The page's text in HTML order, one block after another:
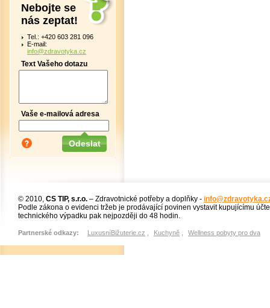
Nebojte se
nás zeptat!
Tel.: +420 603 281 096
E-mail:
info@zdravotyka.cz
Text Vašeho dotazu
Vaše e-mailová adresa
© 2010, CS TIP, s.r.o. – Zdravotnické potřeby a doplňky -
Podle zákona o evidenci tržeb je prodávající povinen vystavit kupujícímu
technického výpadku pak nejpozději do 48 hodin.
Partnerské odkazy: LuxusníBižuterie.cz Kuchyně Wellness pobyty pro dva